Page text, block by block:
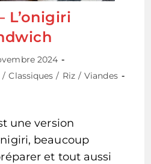
L’onigiri
2024
/ Classiques / Riz / Viandes
une version
beaucoup
et tout aussi